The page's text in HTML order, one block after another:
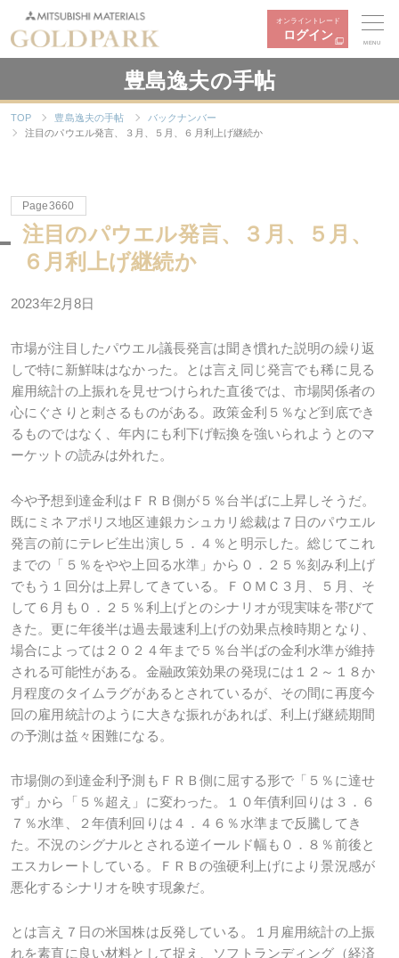
オンライントレード
ログイン
MENU
豊島逸夫の手帖
TOP 豊島逸夫の手帖
バックナンバー
注目のパウエル発言、３月、５月、６月利上げ継続か
Page3660
注目のパウエル発言、３月、５月、
６月利上げ継続か
2023年2月8日
市場が注目したパウエル議長発言は聞き慣れた説明の繰り返
しで特に新鮮味はなかった。とは言え同じ発言でも稀に見る
雇用統計の上振れを見せつけられた直後では、市場関係者の
心にぐさりと刺さるものがある。政策金利５％など到底でき
るものではなく、年内にも利下げ転換を強いられようとのマ
ーケットの読みは外れた。
今や予想到達金利はＦＲＢ側が５％台半ばに上昇しそうだ。
既にミネアポリス地区連銀カシュカリ総裁は７日のパウエル
発言の前にテレビ生出演し５．４％と明示した。総じてこれ
までの「５％をやや上回る水準」から０．２５％刻み利上げ
でもう１回分は上昇してきている。ＦＯＭＣ３月、５月、そ
して６月も０．２５％利上げとのシナリオが現実味を帯びて
きた。更に年後半は過去最速利上げの効果点検時期となり、
場合によっては２０２４年まで５％台半ばの金利水準が維持
される可能性がある。金融政策効果の発現には１２～１８か
月程度のタイムラグがあるとされているが、その間に再度今
回の雇用統計のように大きな振れがあれば、利上げ継続期間
の予測は益々困難になる。
市場側の到達金利予測もＦＲＢ側に屈する形で「５％に達せ
ず」から「５％超え」に変わった。１０年債利回りは３．６
７％水準、２年債利回りは４．４６％水準まで反騰してき
た。不況のシグナルとされる逆イールド幅も０．８％前後と
エスカレートしている。ＦＲＢの強硬利上げにより景況感が
悪化するシナリオを映す現象だ。
とは言え７日の米国株は反発している。１月雇用統計の上振
れを素直に良い材料として捉え、ソフトランディング（経済